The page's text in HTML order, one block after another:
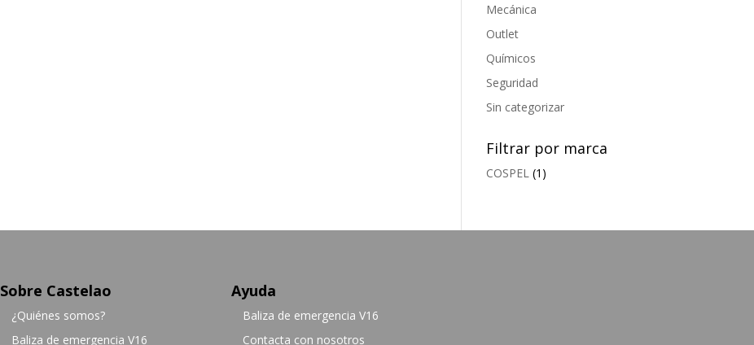
Mecánica
Outlet
Químicos
Seguridad
Sin categorizar
Filtrar por marca
COSPEL (1)
Sobre Castelao
¿Quiénes somos?
Baliza de emergencia V16
Ayuda
Baliza de emergencia V16
Contacta con nosotros